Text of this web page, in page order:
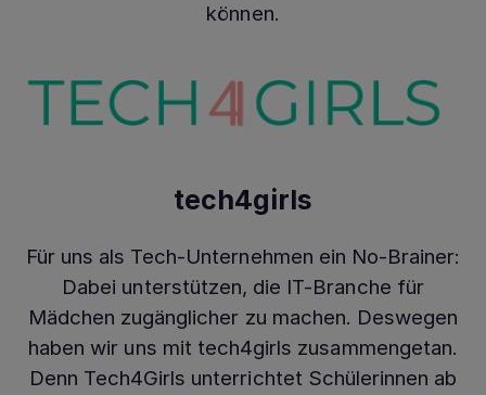
können.
tech4girls
Für uns als Tech-Unternehmen ein No-Brainer:
Dabei unterstützen, die IT-Branche für
Mädchen zugänglicher zu machen. Deswegen
haben wir uns mit tech4girls zusammengetan.
Denn Tech4Girls unterrichtet Schülerinnen ab